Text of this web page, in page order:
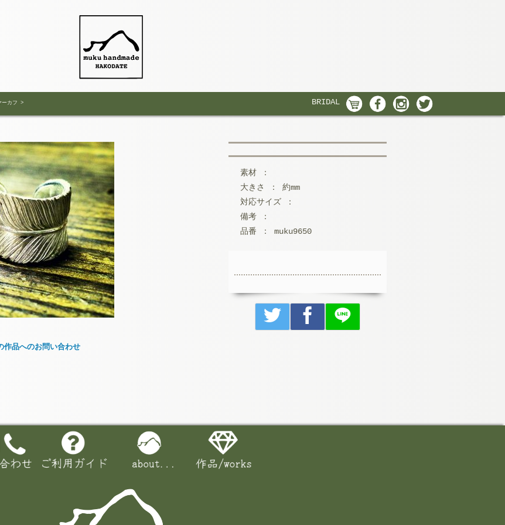
ーカフ > BRIDAL
作品へのお問い合わせ
メッセージ本文
素材 ：
大きさ ： 約mm
対応サイズ ：
備考 ：
品番 ： muku9650